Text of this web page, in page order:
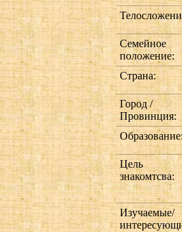
Семейное
положение:
Страна:
Город /
Провинция:
Цель
знакомтсва:
Изучаемые/